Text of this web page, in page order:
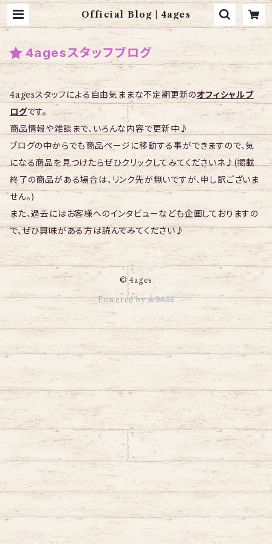
Official Blog | 4ages
4agesスタッフブログ
4agesスタッフによる自由気ままな不定期更新のオフィシャルブ
ログです。
商品情報や雑談まで、いろんな内容で更新中♪
ブログの中からでも商品ページに移動する事ができますので、気
になる商品を見つけたらぜひクリックしてみてくださいネ♪(掲載
終了の商品がある場合は、リンク先が無いですが、申し訳ございま
せん。)
また、過去にはお客様へのインタビューなども企画しておりますの
で、ぜひ興味がある方は読んでみてください♪
© 4ages
Powered by